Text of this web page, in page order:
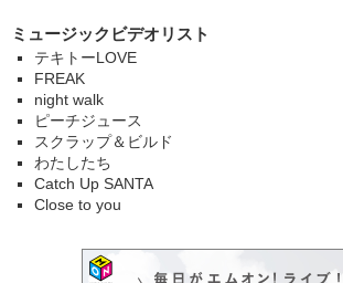
ミュージックビデオリスト
テキトーLOVE
FREAK
night walk
ピーチジュース
スクラップ＆ビルド
わたしたち
Catch Up SANTA
Close to you